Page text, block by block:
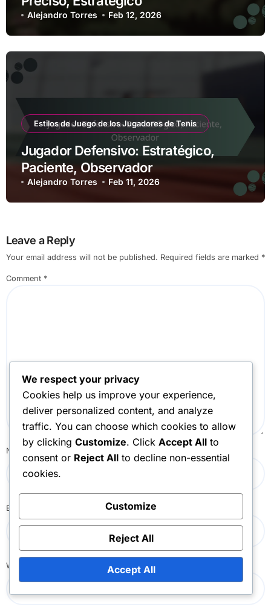
Alejandro Torres Feb 12, 2026
Estilos de Juego de los Jugadores de Tenis
Jugador Defensivo: Estratégico,
Paciente, Observador
Alejandro Torres Feb 11, 2026
Leave a Reply
Your email address will not be published. Required fields are marked *
Comment *
Name*
Email
Website
We respect your privacy
Cookies help us improve your experience,
deliver personalized content, and analyze
traffic. You can choose which cookies to allow
by clicking Customize. Click Accept All to
consent or Reject All to decline non-essential
cookies.
Customize
Reject All
Accept All